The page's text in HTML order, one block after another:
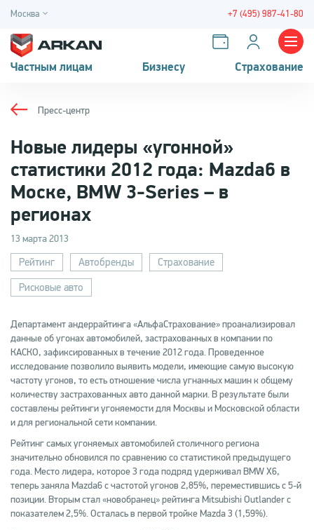
Москва +7 (495) 987-41-80
Частным лицам Бизнесу Страхование
Пресс-центр
Новые лидеры «угонной»
статистики 2012 года: Mazda6 в
Моске, BMW 3-Series – в
регионах
13 марта 2013
Рейтинг Автобренды
Страхование
Рисковые авто
Департамент андеррайтинга «АльфаСтрахование» проанализировал
данные об угонах автомобилей, застрахованных в компании по
КАСКО, зафиксированных в течение 2012 года. Проведенное
исследование позволило выявить модели, имеющие самую высокую
частоту угонов, то есть отношение числа угнанных машин к общему
количеству застрахованных авто данной марки. В результате были
составлены рейтинги угоняемости для Москвы и Московской области
и для региональной сети компании.
Рейтинг самых угоняемых автомобилей столичного региона
значительно обновился по сравнению со статистикой предыдущего
года. Место лидера, которое 3 года подряд удерживал BMW X6,
теперь заняла Mazda6 с частотой угонов 2,85%, переместившись с 5-й
позиции. Вторым стал «новобранец» рейтинга Mitsubishi Outlander с
показателем 2,5%. Осталась в первой тройке Mazda 3 (1,59%).